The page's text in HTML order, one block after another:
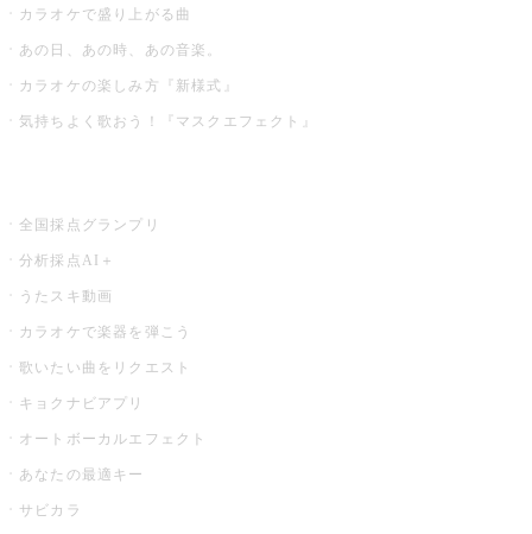
カラオケで盛り上がる曲
あの日、あの時、あの音楽。
カラオケの楽しみ方『新様式』
気持ちよく歌おう！『マスクエフェクト』
全国採点グランプリ
分析採点AI＋
うたスキ動画
カラオケで楽器を弾こう
歌いたい曲をリクエスト
キョクナビアプリ
オートボーカルエフェクト
あなたの最適キー
サビカラ